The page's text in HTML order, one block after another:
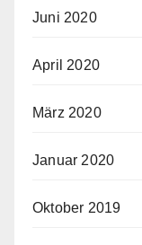
Juni 2020
April 2020
März 2020
Januar 2020
Oktober 2019